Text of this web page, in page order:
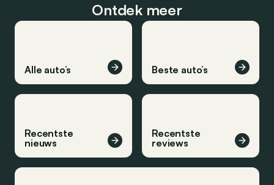
Ontdek meer
Alle auto’s Beste auto’s
Recentste
nieuws
Recentste
reviews